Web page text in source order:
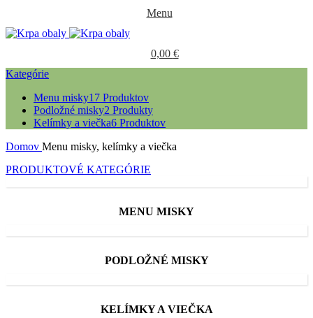
Menu
0,00 €
Kategórie
Menu misky17 Produktov
Podložné misky2 Produkty
Kelímky a viečka6 Produktov
Domov Menu misky, kelímky a viečka
PRODUKTOVÉ KATEGÓRIE
MENU MISKY
PODLOŽNÉ MISKY
KELÍMKY A VIEČKA